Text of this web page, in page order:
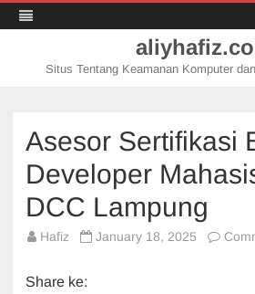
Situs Tentang Keamanan Komputer
Asesor Sertifikasi
Developer
DCC Lampung
Hafiz January 18, 2025
Share ke: